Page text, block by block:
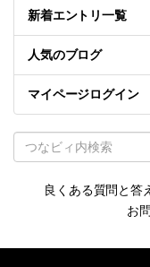
新着エントリ一覧
人気のブログ
マイページログイン
良くある質問と答
お